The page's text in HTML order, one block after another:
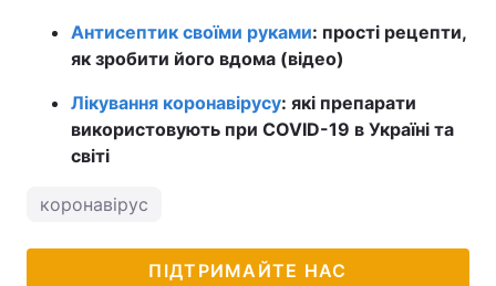
Антисептик своїми руками: прості рецепти,
як зробити його вдома (відео)
Лікування коронавірусу: які препарати
використовують при COVID-19 в Україні та
світі
коронавірус
ПІДТРИМАЙТЕ НАС